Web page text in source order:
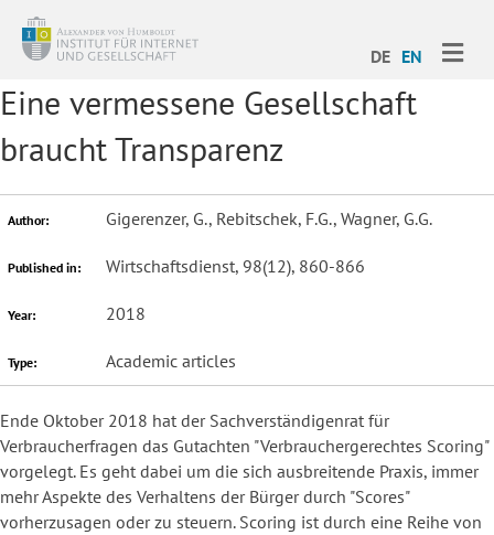
DE EN
Eine vermessene Gesellschaft
braucht Transparenz
Author: Gigerenzer, G., Rebitschek, F.G., Wagner, G.G.
Published in: Wirtschaftsdienst, 98(12), 860-866
Year: 2018
Type: Academic articles
Ende Oktober 2018 hat der Sachverständigenrat für
Verbraucherfragen das Gutachten "Verbrauchergerechtes Scoring"
vorgelegt. Es geht dabei um die sich ausbreitende Praxis, immer
mehr Aspekte des Verhaltens der Bürger durch "Scores"
vorherzusagen oder zu steuern. Scoring ist durch eine Reihe von